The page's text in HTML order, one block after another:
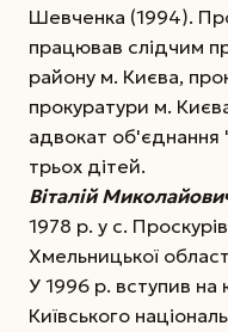
Шевченка (1994).
працював слідчим
району м. Києва,
прокуратури м.
адвокат
трьох дітей.
Віталій
1978 р. у с.
Хмельницької
У 1996 р. вступив
Київського